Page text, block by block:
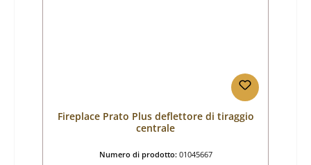
Fireplace Prato Plus deflettore di tiraggio
centrale
Numero di prodotto: 01045667